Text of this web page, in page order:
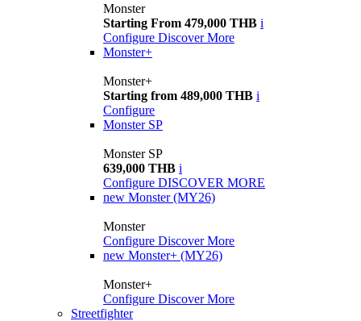
Monster
Starting From 479,000 THB i
Configure Discover More
Monster+
Monster+
Starting from 489,000 THB i
Configure
Monster SP
Monster SP
639,000 THB i
Configure DISCOVER MORE
new Monster (MY26)
Monster
Configure Discover More
new Monster+ (MY26)
Monster+
Configure Discover More
Streetfighter